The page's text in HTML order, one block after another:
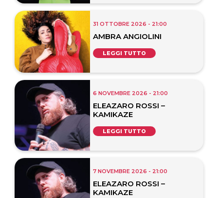
31 OTTOBRE 2026 - 21:00
AMBRA ANGIOLINI
LEGGI TUTTO
6 NOVEMBRE 2026 - 21:00
ELEAZARO ROSSI –
KAMIKAZE
LEGGI TUTTO
7 NOVEMBRE 2026 - 21:00
ELEAZARO ROSSI –
KAMIKAZE